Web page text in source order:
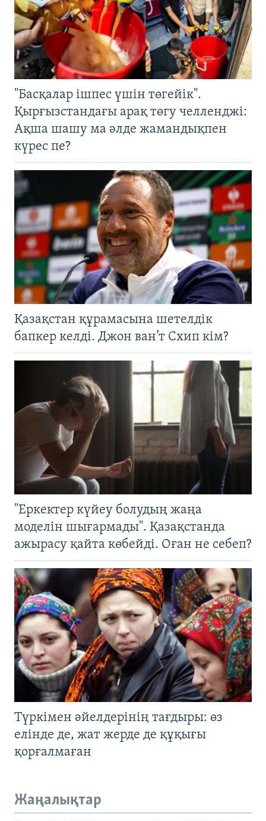
"Басқалар ішпес үшін төгейік".
Қырғызстандағы арақ төгу челленджі:
Ақша шашу ма әлде жамандықпен
күрес пе?
Қазақстан құрамасына шетелдік
бапкер келді. Джон ван’т Схип кім?
"Еркектер күйеу болудың жаңа
моделін шығармады". Қазақстанда
ажырасу қайта көбейді. Оған не себеп?
Түркімен әйелдерінің тағдыры: өз
елінде де, жат жерде де құқығы
қорғалмаған
Жаңалықтар